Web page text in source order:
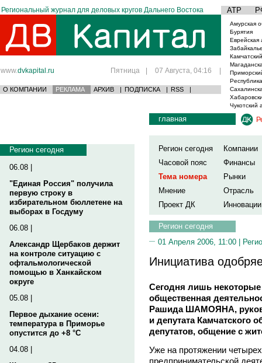
Региональный журнал для деловых кругов Дальнего Востока АТР
www.dvkapital.ru Пятница | 07 Августа, 04:16 |
О КОМПАНИИ РЕКЛАМА АРХИВ | ПОДПИСКА | RSS |
Амурская
Бурятия
Еврейская
Чукотский
Регион сегодня
06.08 |
"Единая Россия" получила
первую строку в
избирательном бюллетене на
выборах в Госдуму
06.08 |
Александр Щербаков держит
на контроле ситуацию с
офтальмологической
помощью в Ханкайском
округе
05.08 |
Первое дыхание осени:
температура в Приморье
опустится до +8 °C
04.08 |
главная
Регион сегодня
Компании
Часовой пояс
Финансы
Тема номера
Рынки
Мнение
Отрасль
Проект ДК
Инновации
Регион сегодня
01 Апреля 2006, 11:00 |
Инициатива
Сегодня лишь некоторые
общественная
Рашида ШАМОЯНА,
и депутата Камчатского
депутатов, общение с
Уже на протяжении
предпринимательской